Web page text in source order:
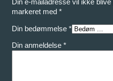
Din e-mailadresse vil ikke blive
markeret med *
Din bedømmelse *
Din anmeldelse *